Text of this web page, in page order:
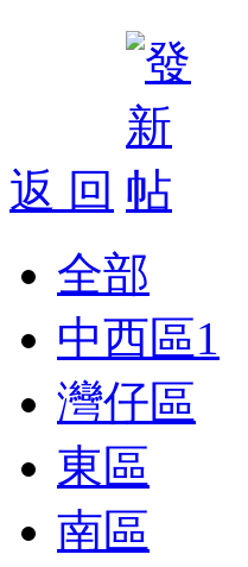
返 回
全部
中西區1
灣仔區
東區
南區